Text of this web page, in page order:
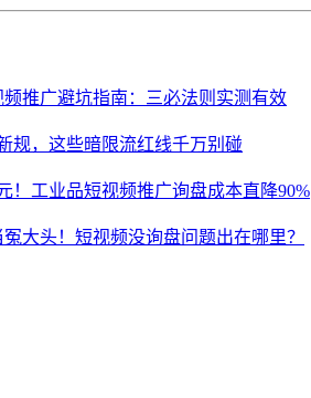
推广避坑指南：三必法则实测有效
规，这些暗限流红线千万别碰
！工业品短视频推广询盘成本直降90%
大头！短视频没询盘问题出在哪里？